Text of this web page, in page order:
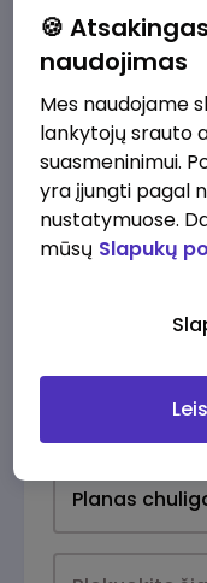
Pridėti naują
Kokios srities
Pridėti naują
🍪
naudojimas
Mes naudojame
lankytojų srauto
suasmeninimui.
yra įjungti pagal
nustatymuose.
mūsų Slapukų